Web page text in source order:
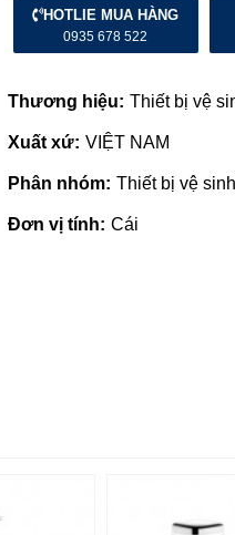
HOTLIE MUA HÀNG
0935 678 522
Thương hiệu: Thiết bị vệ
Xuất xứ: VIỆT NAM
Phân nhóm: Thiết bị vệ
Đơn vị tính: Cái